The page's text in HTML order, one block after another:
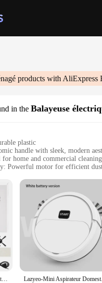
products with AliExpress
in the Balayeuse
plastic
handle with sleek, modern
for home and commercial
Powerful motor for efficient
or Quantity: Lightweight and
électrique is a top-tier
from any surface. Whether
a comfortable grip, reducing
électrique is not just a
modern design complements
arsenal but also a stylish
Robot de balayage intelligent entièrement automatique, aspiration et vadrouille, ménage paresseux, hypothèque, 3 en 1 Lazyeo-Mini